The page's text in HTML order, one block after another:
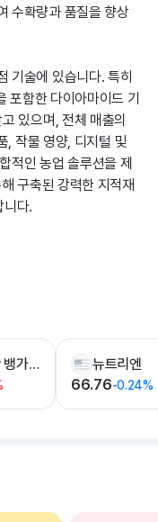
수확량과 품질을 향상
기술에 있습니다. 특히
함한 다이아마이드 기
있으며, 전체 매출의
, 작물 영양, 디지털 및
적인 농업 솔루션을 제
구축된 강력한 지적재
니다.
아메리칸 뱅가드
뉴트리엔
66.76-0.24%